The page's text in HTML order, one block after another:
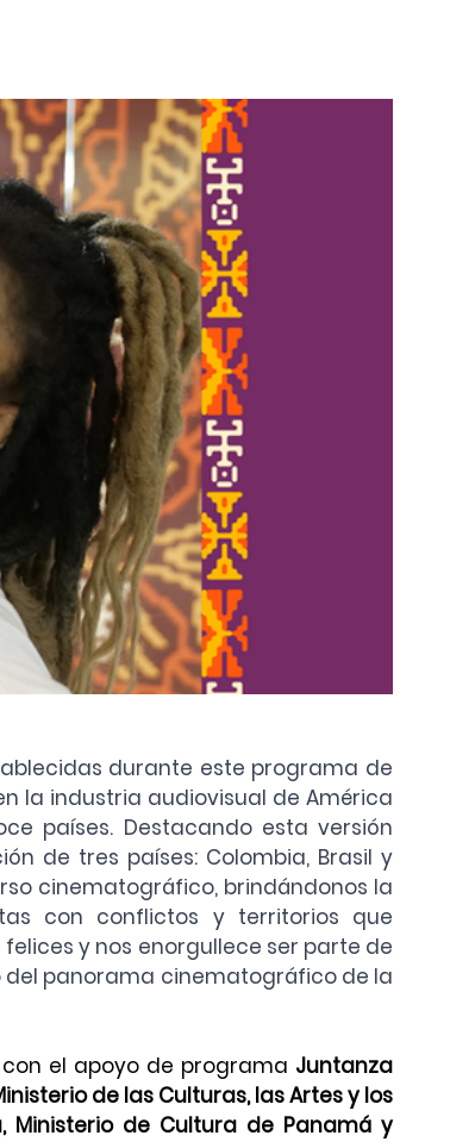
durante este programa de
la industria audiovisual de América
países. Destacando esta versión
de tres países: Colombia, Brasil y
cinematográfico, brindándonos la
con conflictos y territorios que
y nos enorgullece ser parte de
panorama cinematográfico de la
con el apoyo de programa Juntanza
de las Culturas, las Artes y los
Ministerio de Cultura de Panamá y